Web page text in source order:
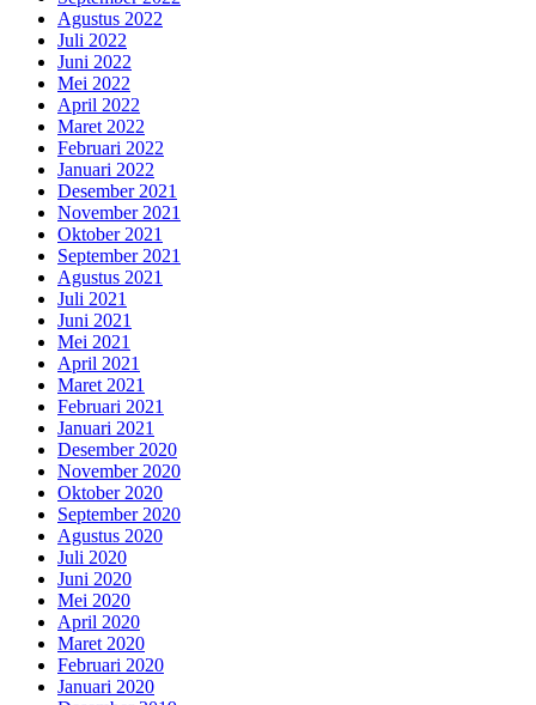
Agustus 2022
Juli 2022
Juni 2022
Mei 2022
April 2022
Maret 2022
Februari 2022
Januari 2022
Desember 2021
November 2021
Oktober 2021
September 2021
Agustus 2021
Juli 2021
Juni 2021
Mei 2021
April 2021
Maret 2021
Februari 2021
Januari 2021
Desember 2020
November 2020
Oktober 2020
September 2020
Agustus 2020
Juli 2020
Juni 2020
Mei 2020
April 2020
Maret 2020
Februari 2020
Januari 2020